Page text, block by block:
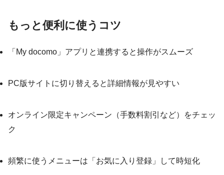
もっと便利に使うコツ
「My docomo」アプリと連携すると操作がスムーズ
PC版サイトに切り替えると詳細情報が見やすい
オンライン限定キャンペーン（手数料割引など）をチェッ
ク
頻繁に使うメニューは「お気に入り登録」して時短化